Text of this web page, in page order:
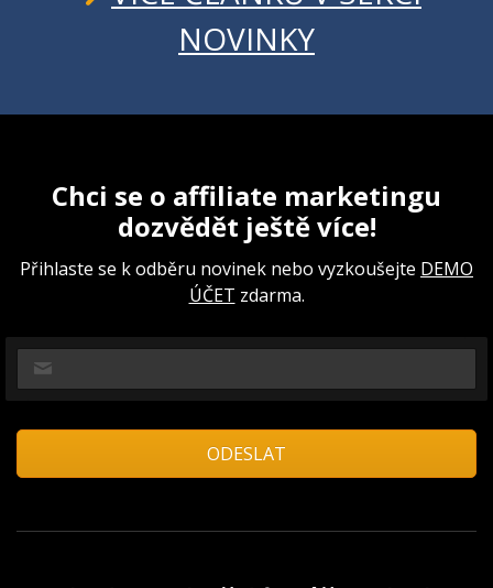
NOVINKY
Chci se o affiliate marketingu
dozvědět ještě více!
Přihlaste se k odběru novinek nebo vyzkoušejte DEMO
ÚČET zdarma.